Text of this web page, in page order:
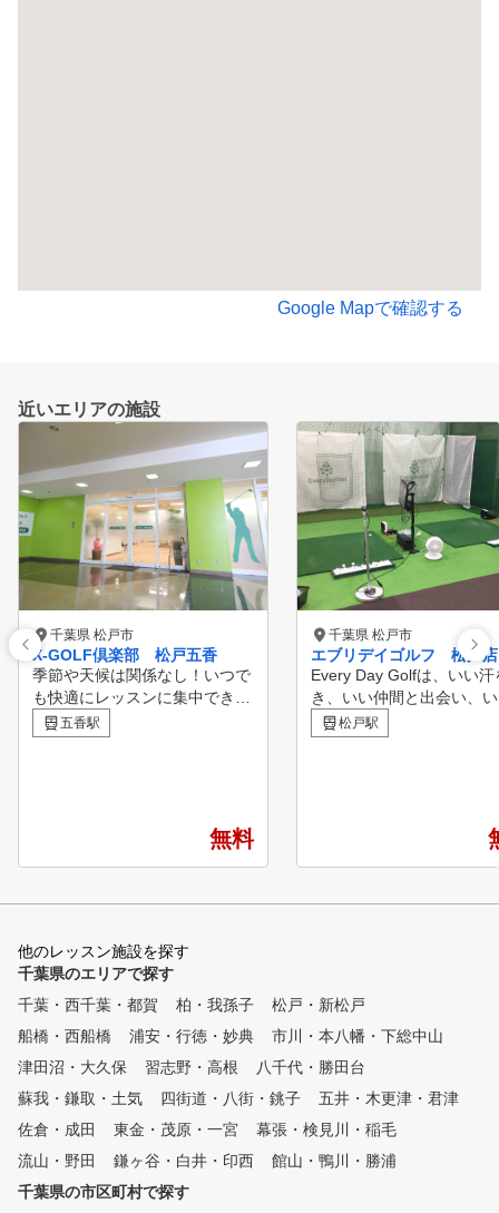
Google Mapで確認する
近いエリアの施設
千葉県 松戸市
X-GOLF倶楽部 松戸五香
季節や天候は関係なし！いつで
も快適にレッスンに集中できま
す！プロによるレベルに合った
レッスンと正確なシミュレータ
五香駅
無料
千葉県 松戸市
エブリデイゴルフ 松戸店
Every Day Golfは、いい汗
き、いい仲間と出会い、
間を過ごせる場所を提供
。地域に密着した、ゴル
ゴルフを通じて、より豊
実した時間をお届けしま
利用時間内であれば、納
まで練習可能。効率的な
レッスン受講回数の制限
いつでも予約ができ、自
ースでスキルアップを目
す。 ◇こんな方におすすめ ・
これからゴルフを始めた
松戸駅
他のレッスン施設を探す
千葉県のエリアで探す
千葉・西千葉・都賀
柏・我孫子
松戸・新松戸
船橋・西船橋
浦安・行徳・妙典
市川・本八幡・下総中山
津田沼・大久保
習志野・高根
八千代・勝田台
蘇我・鎌取・土気
四街道・八街・銚子
五井・木更津・君津
佐倉・成田
東金・茂原・一宮
幕張・検見川・稲毛
流山・野田
鎌ヶ谷・白井・印西
館山・鴨川・勝浦
千葉県の市区町村で探す